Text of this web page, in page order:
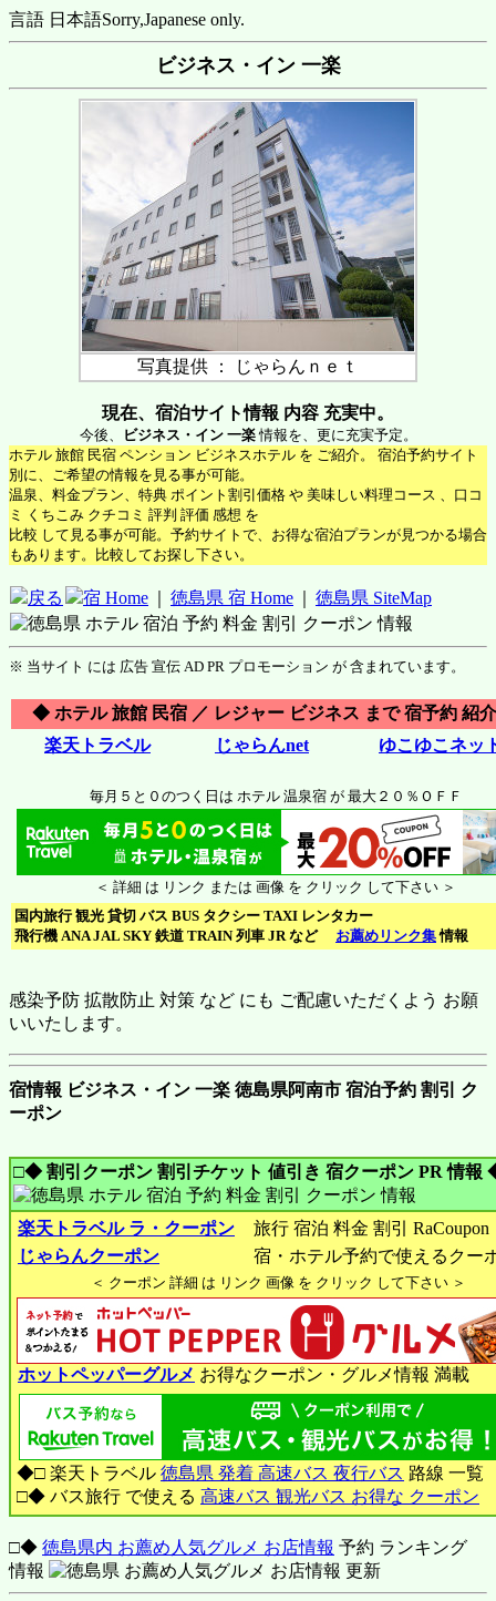
言語 日本語Sorry,Japanese only.
ビジネス・イン 一楽
写真提供 ： じゃらんｎｅｔ
現在、宿泊サイト情報 内容 充実中。
今後、 ビジネス・イン 一楽情報を、更に充実予定。
ホテル 旅館 民宿 ペンション ビジネスホテル を ご紹介。 宿泊予約サイト
別に、ご希望の情報を見る事が可能。
温泉、料金プラン、特典 ポイント割引価格 や 美味しい料理コース 、口コ
ミ くちこみ クチコミ 評判 評価 感想 を
比較 して見る事が可能。予約サイトで、お得な宿泊プランが見つかる場合
もあります。比較してお探し下さい。
戻る 宿 Home 徳島県 宿 Home 徳島県 SiteMap
※ 当サイト には 広告 宣伝 AD PR プロモーション が 含まれています。
◆ ホテル 旅館 民宿 ／ レジャー ビジネス まで 宿予約 紹
楽天トラベル
じゃらんnet ゆこゆこネッ
毎月５と０のつく日は ホテル 温泉宿 が 最大２０％ＯＦＦ
＜ 詳細 は リンク または 画像 を クリック して下さい ＞
国内旅行 観光 貸切 バス BUS タクシー TAXI レンタカー
飛行機 ANA JAL SKY 鉄道 TRAIN 列車 JR など お薦めリンク集情報
感染予防 拡散防止 対策 など にも ご配慮いただくよう お願
いいたします。
宿情報 ビジネス・イン 一楽 徳島県阿南市 宿泊予約 割引 ク
ーポン
□◆ 割引クーポン 割引チケット 値引き 宿クーポン PR 情報
楽天トラベル ラ・クーポン
旅行 宿泊 料金 割引 RaCoupon
じゃらんクーポン
宿・ホテル予約で使えるクー
＜ クーポン 詳細 は リンク 画像 を クリック して下さい ＞
ホットペッパーグルメ お得なクーポン・グルメ情報 満載
◆□ 楽天トラベル 徳島県 発着 高速バス 夜行バス 路線 一覧
□◆ バス旅行 で使える 高速バス 観光バス お得な クーポン
□◆ 徳島県内 お薦め人気グルメ お店情報 予約 ランキング
情報